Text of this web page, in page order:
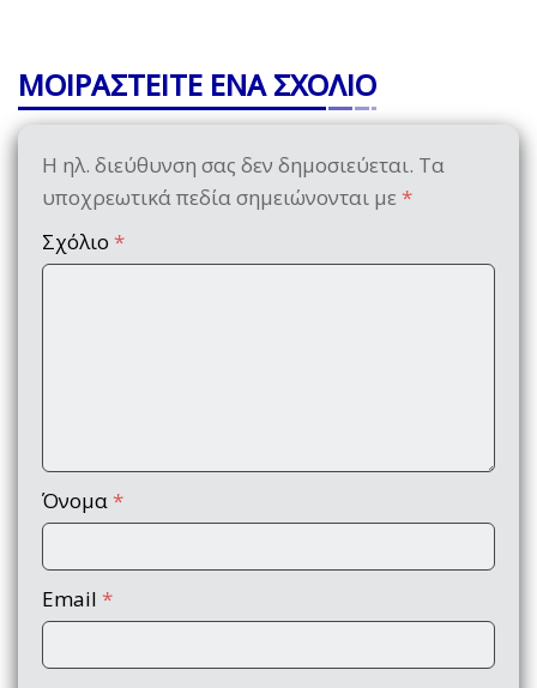
ΜΟΙΡΑΣΤΕΙΤΕ ΕΝΑ ΣΧΟΛΙΟ
Η ηλ. διεύθυνση σας δεν δημοσιεύεται. Τα
υποχρεωτικά πεδία σημειώνονται με *
Σχόλιο *
Όνομα *
Email *